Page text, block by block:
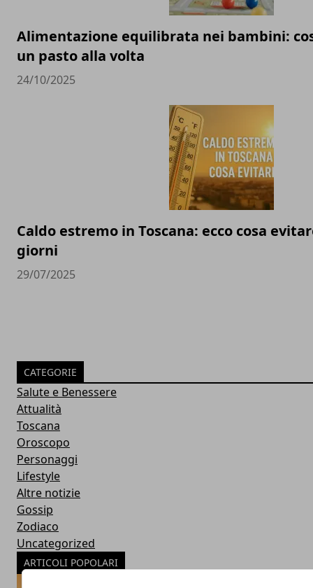
Alimentazione equilibrata nei bambini:
un pasto alla volta
24/10/2025
Caldo estremo in Toscana: ecco cosa
giorni
29/07/2025
CATEGORIE
Salute e Benessere
Attualità
Toscana
Oroscopo
Personaggi
Lifestyle
Altre notizie
Gossip
Zodiaco
Uncategorized
ARTICOLI POPOLARI